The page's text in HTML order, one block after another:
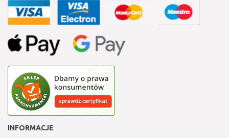
INFORMACJE